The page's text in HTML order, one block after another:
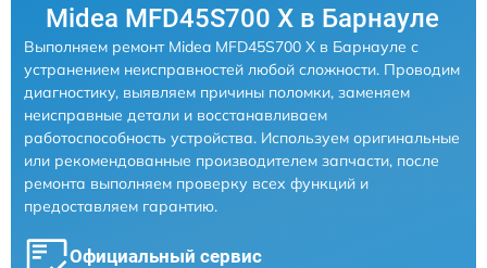
Midea MFD45S700 X в Барнауле
Выполняем ремонт Midea MFD45S700 X в Барнауле с
устранением неисправностей любой сложности. Проводим
диагностику, выявляем причины поломки, заменяем
неисправные детали и восстанавливаем
работоспособность устройства. Используем оригинальные
или рекомендованные производителем запчасти, после
ремонта выполняем проверку всех функций и
предоставляем гарантию.
Официальный сервис